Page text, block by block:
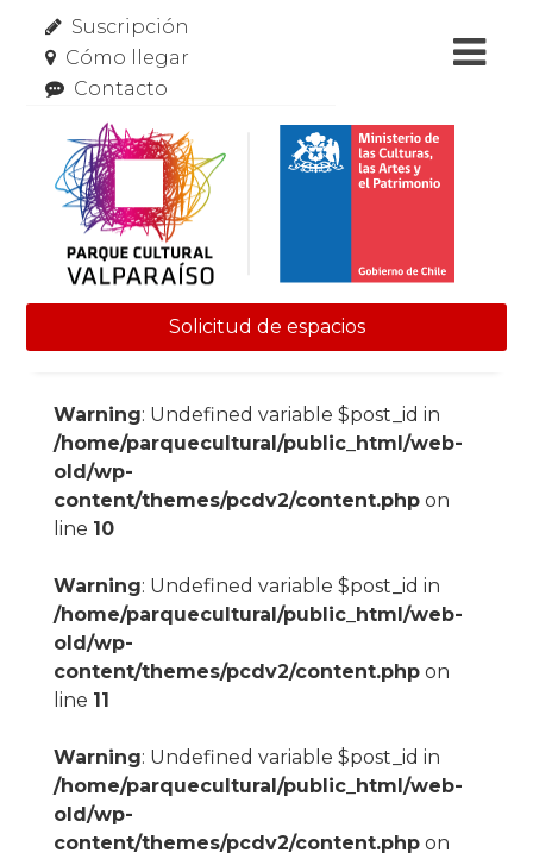
Suscripción
Cómo llegar
Contacto
Solicitud de espacios
Warning: Undefined variable $post_id in
/home/parquecultural/public_html/web-
old/wp-
content/themes/pcdv2/content.phpon
line 10
Warning: Undefined variable $post_id in
/home/parquecultural/public_html/web-
old/wp-
content/themes/pcdv2/content.phpon
line 11
Warning: Undefined variable $post_id in
/home/parquecultural/public_html/web-
old/wp-
content/themes/pcdv2/content.phpon